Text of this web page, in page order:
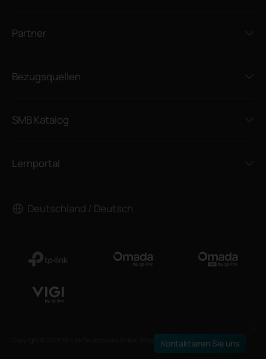
Partner
Bezugsquellen
SMB Katalog
Lernportal
Deutschland / Deutsch
Copyright © 2026 TP-Link Deutschland GmbH. All rights reserved.Kontaktieren Sie uns